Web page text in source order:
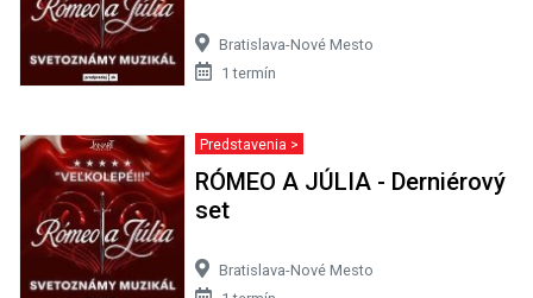
Bratislava-Nové Mesto
1 termín
Predstavenia >
RÓMEO A JÚLIA - Derniérový
set
Bratislava-Nové Mesto